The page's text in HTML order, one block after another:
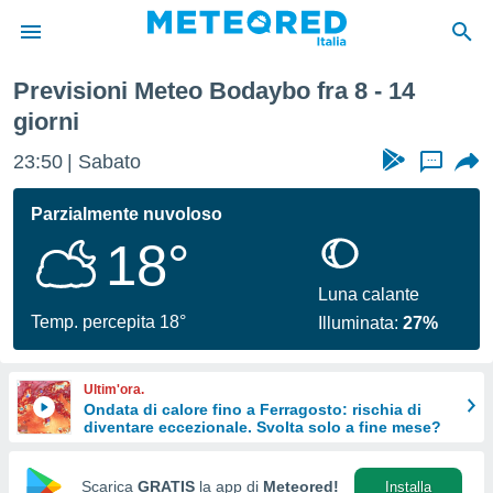
di
per
le
di
Web
le
Previsioni Meteo Bodaybo fra 8 - 14
giorni
23:50 Sabato ...
Parzialmente nuvoloso
18°
Temp. percepita 18°
Luna calante
Illuminata:27%
Ultim'ora.
Ondata di calore fino a Ferragosto: rischia di
diventare eccezionale. Svolta solo a fine mese?
Scarica GRATIS la app di Meteored! Installa